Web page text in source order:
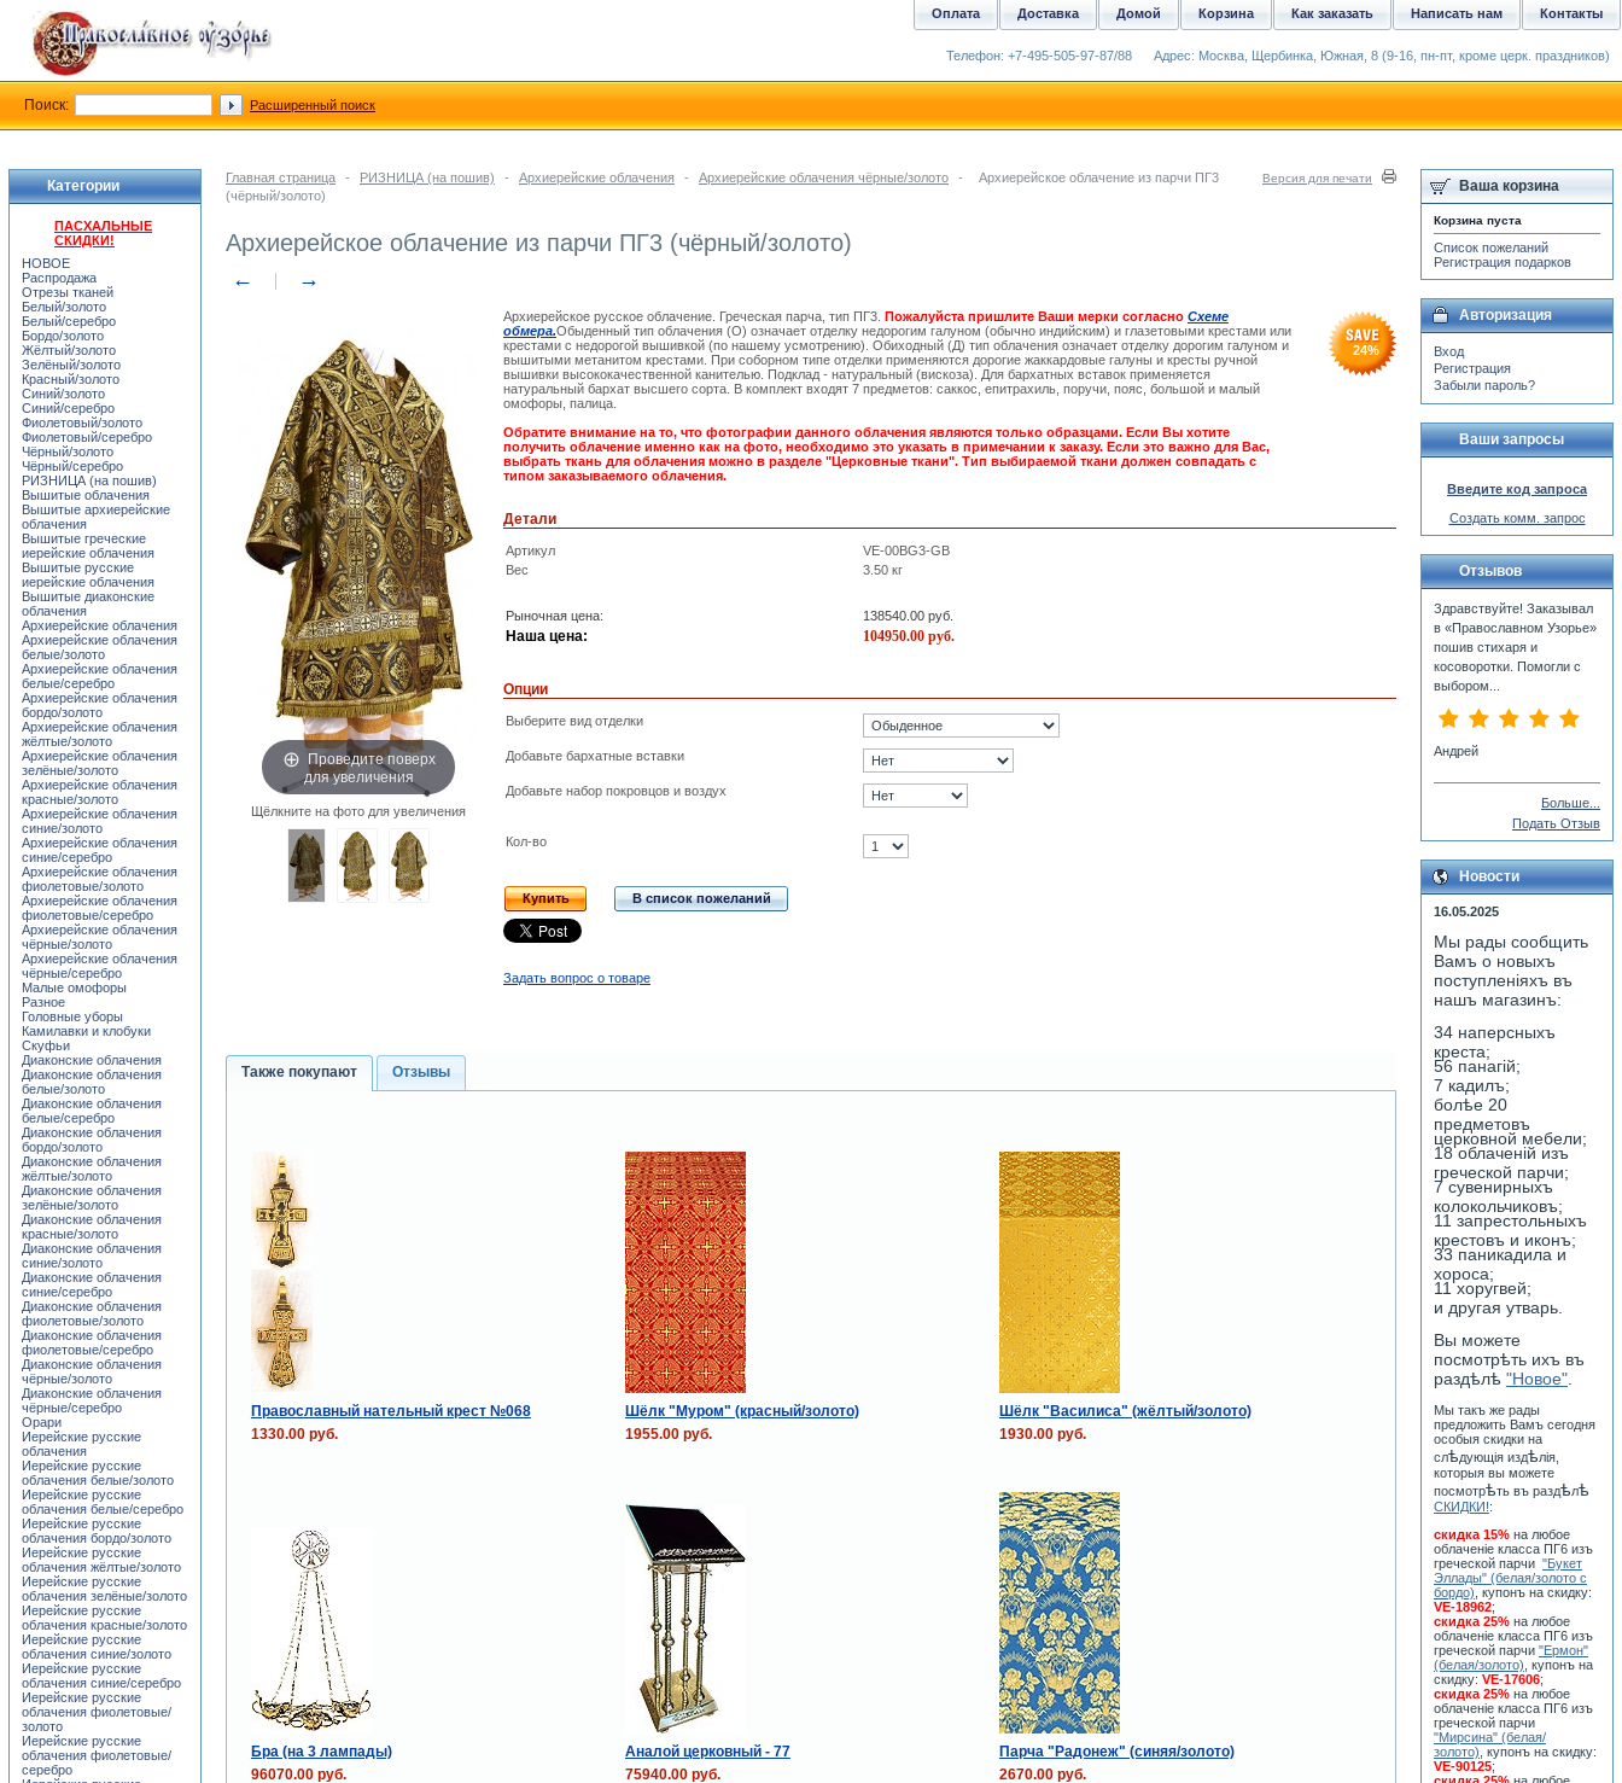
Главная страница - РИЗНИЦА (на пошив) - Архиерейские облачения - Архиерейские облачения чёрные/золото -
Архиерейское облачение из парчи ПГ3
(чёрный/золото)
Версия для печати
Архиерейское облачение из парчи ПГ3 (чёрный/золото)
← →
Проведите поверх
для увеличения
Щёлкните на фото для увеличения
Архиерейское русское облачение. Греческая парча, тип ПГ3. Пожалуйста пришлите Ваши мерки согласно Схеме
обмера.Обыденный тип облачения (О) означает отделку недорогим галуном (обычно индийским) и глазетовыми крестами или
крестами с недорогой вышивкой (по нашему усмотрению). Обиходный (Д) тип облачения означает отделку дорогим галуном и
вышитыми метанитом крестами. При соборном типе отделки применяются дорогие жаккардовые галуны и кресты ручной
вышивки высококачественной канителью. Подклад - натуральный (вискоза). Для бархатных вставок применяется
натуральный бархат высшего сорта. В комплект входят 7 предметов: саккос, епитрахиль, поручи, пояс, большой и малый
омофоры, палица.
Обратите внимание на то, что фотографии данного облачения являются только образцами. Если Вы хотите
получить облачение именно как на фото, необходимо это указать в примечании к заказу. Если это важно для Вас,
выбрать ткань для облачения можно в разделе "Церковные ткани". Тип выбираемой ткани должен совпадать с
типом заказываемого облачения.
24%
Детали
Артикул
VE-00BG3-GB
Вес
3.50 кг
Рыночная цена: 138540.00 руб.
Наша цена: 104950.00 руб.
Опции
Выберите вид отделки
Добавьте бархатные вставки
Добавьте набор покровцов и воздух
Кол-во
Купить В список пожеланий
Задать вопрос о товаре
Также покупают Отзывы
Православный нательный крест №068 Шёлк "Муром" (красный/золото)
Шёлк "Василиса" (жёлтый/золото)
1330.00 руб.
1955.00 руб. 1930.00 руб.
Бра (на 3 лампады) Аналой церковный - 77
Парча "Радонеж" (синяя/золото)
96070.00 руб.
75940.00 руб. 2670.00 руб.
Категории
ПАСХАЛЬНЫЕ
СКИДКИ!
НОВОЕ
Распродажа
Отрезы тканей
Белый/золото
Белый/серебро
Бордо/золото
Жёлтый/золото
Зелёный/золото
Красный/золото
Синий/золото
Синий/серебро
Фиолетовый/золото
Фиолетовый/серебро
Чёрный/золото
Чёрный/серебро
РИЗНИЦА (на пошив)
Вышитые облачения
Вышитые архиерейские
облачения
Вышитые греческие
иерейские облачения
Вышитые русские
иерейские облачения
Вышитые диаконские
облачения
Архиерейские облачения
Архиерейские облачения
белые/золото
Архиерейские облачения
белые/серебро
Архиерейские облачения
бордо/золото
Архиерейские облачения
жёлтые/золото
Архиерейские облачения
зелёные/золото
Архиерейские облачения
красные/золото
Архиерейские облачения
синие/золото
Архиерейские облачения
синие/серебро
Архиерейские облачения
фиолетовые/золото
Архиерейские облачения
фиолетовые/серебро
Архиерейские облачения
чёрные/золото
Архиерейские облачения
чёрные/серебро
Малые омофоры
Разное
Головные уборы
Камилавки и клобуки
Скуфьи
Диаконские облачения
Диаконские облачения
белые/золото
Диаконские облачения
белые/серебро
Диаконские облачения
бордо/золото
Диаконские облачения
жёлтые/золото
Диаконские облачения
зелёные/золото
Диаконские облачения
красные/золото
Диаконские облачения
синие/золото
Диаконские облачения
синие/серебро
Диаконские облачения
фиолетовые/золото
Диаконские облачения
фиолетовые/серебро
Диаконские облачения
чёрные/золото
Диаконские облачения
чёрные/серебро
Орари
Иерейские русские
облачения
Иерейские русские
облачения белые/золото
Иерейские русские
облачения белые/серебро
Иерейские русские
облачения бордо/золото
Иерейские русские
облачения жёлтые/золото
Иерейские русские
облачения зелёные/золото
Иерейские русские
облачения красные/золото
Иерейские русские
облачения синие/золото
Иерейские русские
облачения синие/серебро
Иерейские русские
облачения фиолетовые/
золото
Иерейские русские
облачения фиолетовые/
серебро
Ваша корзина
Корзина пуста
Список пожеланий
Регистрация подарков
Авторизация
Вход
Регистрация
Забыли пароль?
Ваши запросы
Введите код запроса
Создать комм. запрос
Отзывов
Здравствуйте! Заказывал
в «Православном Узорье»
пошив стихаря и
косоворотки. Помогли с
выбором...
Андрей
Больше...
Подать Отзыв
Новости
16.05.2025
Мы рады сообщить
Вамъ о новыхъ
поступленiяхъ въ
нашъ магазинъ:
34 наперсныхъ
креста;
56 панагiй;
7 кадилъ;
болѣе 20
предметовъ
церковной мебели;
18 облаченiй изъ
греческой парчи;
7 сувенирныхъ
колокольчиковъ;
11 запрестольныхъ
крестовъ и иконъ;
33 паникадила и
хороса;
11 хоругвей;
и другая утварь.
Вы можете
посмотрѣть ихъ въ
раздѣлѣ "Новое"
Мы такъ же рады
предложить Вамъ сегодня
особыя скидки на
слѣдующiя издѣлiя,
которыя вы можете
посмотрѣть въ раздѣлѣ
СКИДКИ!:
скидка 15% на любое
облаченiе класса ПГ6 изъ
греческой парчи "Букет
Эллады" (белая/золото с
бордо) , купонъ на скидку:
VE-18962;
скидка 25% на любое
облаченiе класса ПГ6 изъ
греческой парчи "Ермон"
(белая/золото) , купонъ на
скидку: VE-17606;
скидка 25% на любое
облаченiе класса ПГ6 изъ
греческой парчи
"Мирсина" (белая/
золото) , купонъ на скидку:
VE-90125;
Контакты
Написать нам
Как заказать
Корзина
Домой
Доставка
Оплата
Телефон: +7-495-505-97-87/88 Адрес: Москва, Щербинка, Южная, 8 (9-16, пн-пт, кроме церк. праздников)
Поиск: Расширенный поиск